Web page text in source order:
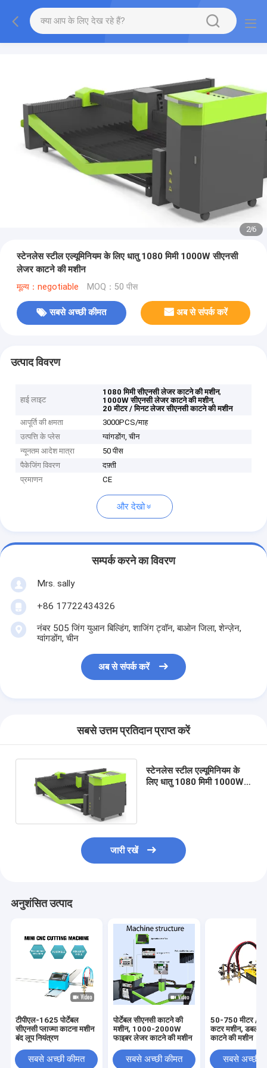
2/6
स्टेनलेस स्टील एल्यूमिनियम के लिए धातु 1080 मिमी 1000W सीएनसी
लेजर काटने की मशीन
मूल्य：negotiable MOQ：50 पीस
सबसे अच्छी कीमत अब से संपर्क करें
उत्पाद विवरण
हाई लाइट
1080 मिमी सीएनसी लेजर काटने की मशीन,
1000W सीएनसी लेजर काटने की मशीन,
20 मीटर / मिनट लेजर सीएनसी काटने की मशीन
आपूर्ति की क्षमता
3000PCS/माह
उत्पत्ति के प्लेस
ग्वांगडोंग, चीन
न्यूनतम आदेश मात्रा
50 पीस
पैकेजिंग विवरण
दफ़्ती
प्रमाणन
CE
और देखो
सम्पर्क करने का विवरण
Mrs. sally
+86 17722434326
नंबर 505 जिंग युआन बिल्डिंग, शाजिंग ट्वॉन, बाओन जिला, शेन्ज़ेन,
ग्वांगडोंग, चीन
अब से संपर्क करें
सबसे उत्तम प्रतिदान प्राप्त करें
स्टेनलेस स्टील एल्यूमिनियम के
लिए धातु 1080 मिमी 1000W
जारी रखें
अनुशंसित उत्पाद
टीपीएल-1625 पोर्टेबल
सीएनसी प्लाज्मा काटना मशीन
बंद लूप नियंत्रण
सबसे अच्छी कीमत
पोर्टेबल सीएनसी काटने की
मशीन, 1000-2000W
फाइबर लेजर काटने की मशीन
सबसे अच्छी कीमत
50-750 मीटर /
कटर मशीन, डबल
काटने की मशीन
सबसे अच्छी